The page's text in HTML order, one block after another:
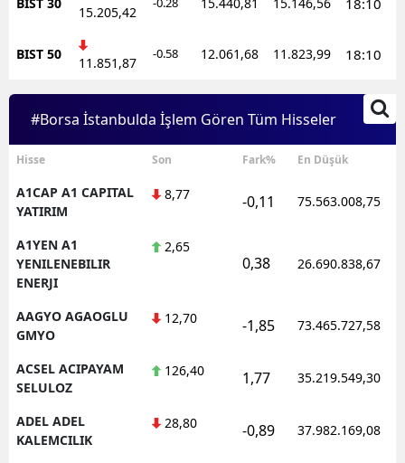
15.205,42
BIST 50
11.851,87
-0.58 12.061,68 11.823,99 18:10
#Borsa İstanbulda İşlem Gören Tüm Hisseler
Hisse Son Fark% En Düşük
A1CAP A1 CAPITAL
YATIRIM
8,77 -0,11 75.563.008,75
A1YEN A1
YENILENEBILIR
ENERJI
2,65
0,38 26.690.838,67
AAGYO AGAOGLU
GMYO
12,70 -1,85 73.465.727,58
ACSEL ACIPAYAM
SELULOZ
126,40 1,77 35.219.549,30
ADEL ADEL
KALEMCILIK
28,80 -0,89 37.982.169,08